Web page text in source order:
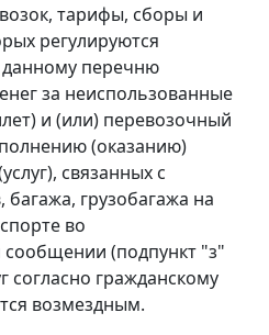
тарифы, сборы и
регулируются
данному перечню
за неиспользованные
и (или) перевозочный
(оказанию)
связанных с
грузобагажа на
во
сообщении (подпункт "з"
согласно гражданскому
возмездным.